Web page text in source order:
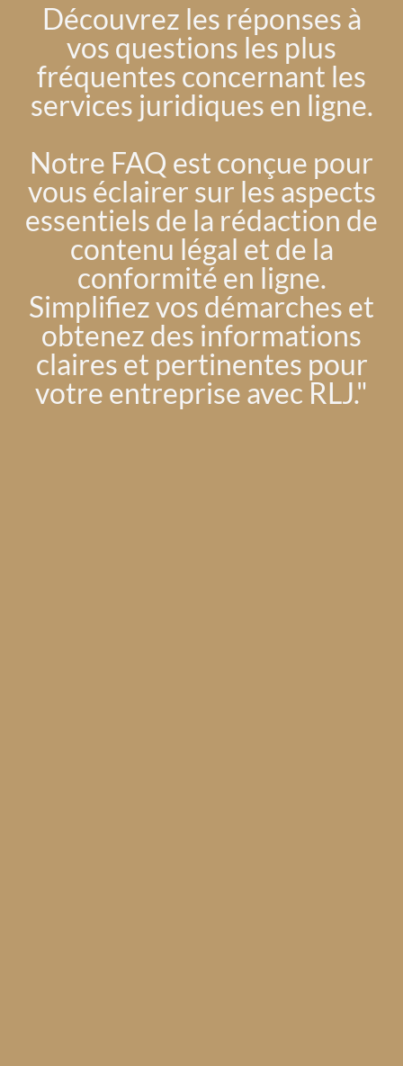
Découvrez les réponses à
vos questions les plus
fréquentes concernant les
services juridiques en ligne.
Notre FAQ est conçue pour
vous éclairer sur les aspects
essentiels de la rédaction de
contenu légal et de la
conformité en ligne.
Simplifiez vos démarches et
obtenez des informations
claires et pertinentes pour
votre entreprise avec RLJ."